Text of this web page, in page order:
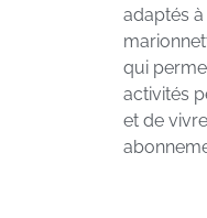
adaptés
qui
activités
et de